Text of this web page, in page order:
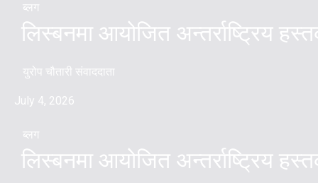
ब्लग
लिस्बनमा आयोजित अन्तर्राष्ट्रिय
युरोप चौतारी संवाददाता
July 4, 2026
ब्लग
लिस्बनमा आयोजित अन्तर्राष्ट्रिय